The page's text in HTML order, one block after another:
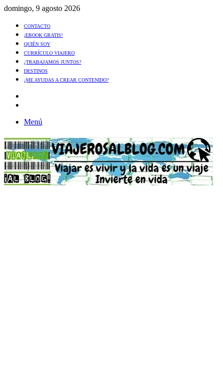
domingo, 9 agosto 2026
CONTACTO
¡EBOOK GRATIS!
QUIÉN SOY
CURRÍCULO VIAJERO
¿TRABAJAMOS JUNTOS?
DESTINOS
¿ME AYUDAS A CREAR CONTENIDO?
Menú